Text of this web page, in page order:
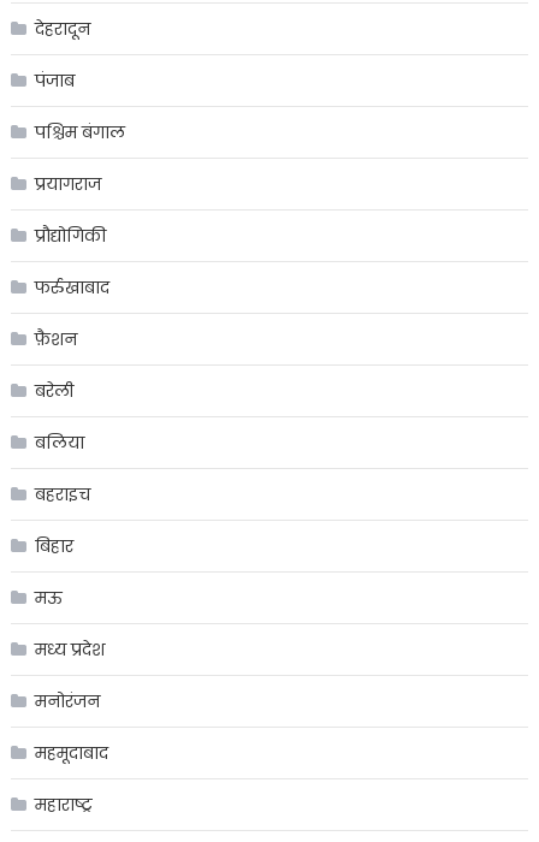
देहरादून
पंजाब
पश्चिम बंगाल
प्रयागराज
प्रौद्योगिकी
फर्रुखाबाद
फ़ैशन
बरेली
बलिया
बहराइच
बिहार
मऊ
मध्य प्रदेश
मनोरंजन
महमूदाबाद
महाराष्ट्र